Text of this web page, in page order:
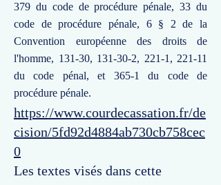
379 du code de procédure pénale, 33 du
code de procédure pénale, 6 § 2 de la
Convention européenne des droits de
l'homme, 131-30, 131-30-2, 221-1, 221-11
du code pénal, et 365-1 du code de
procédure pénale.
https://www.courdecassation.fr/de
cision/5fd92d4884ab730cb758cec
0
Les textes visés dans cette